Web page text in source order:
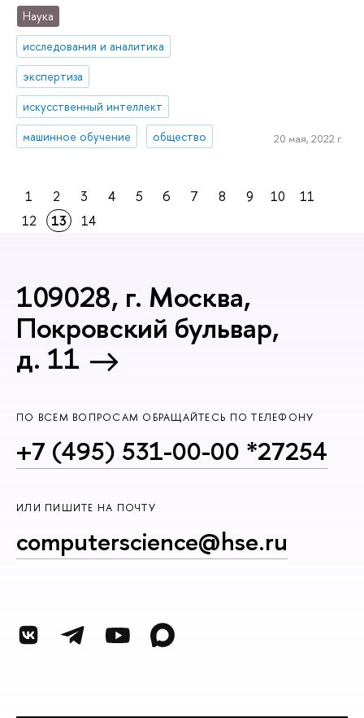
Наука
исследования и аналитика
экспертиза
искусственный интеллект
машинное обучение
общество 20 мая, 2022 г.
1 2 3 4 5 6 7 8 9 10
11
12
13 14
109028, г. Москва,
Покровский бульвар,
д. 11
ПО ВСЕМ ВОПРОСАМ ОБРАЩАЙТЕСЬ ПО ТЕЛЕФОНУ
+7 (495) 531-00-00 *27254
ИЛИ ПИШИТЕ НА ПОЧТУ
computerscience@hse.ru